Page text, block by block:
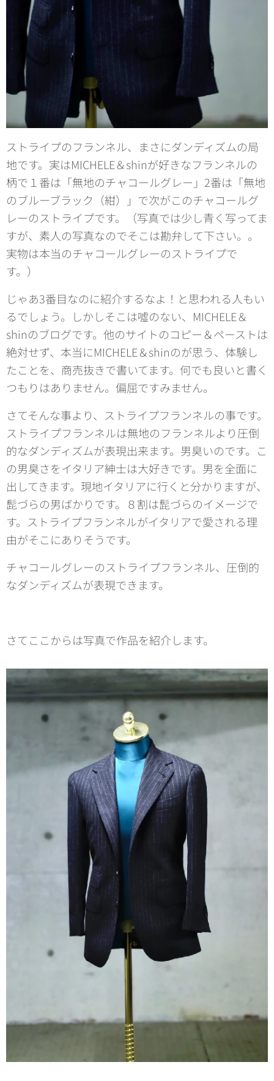
ストライプのフランネル、まさにダンディズムの局
地です。実はMICHELE＆shinが好きなフランネルの
柄で１番は「無地のチャコールグレー」2番は「無地
のブルーブラック（紺）」で次がこのチャコールグ
レーのストライプです。（写真では少し青く写ってま
すが、素人の写真なのでそこは勘弁して下さい。。
実物は本当のチャコールグレーのストライプで
す。）
じゃあ3番目なのに紹介するなよ！と思われる人もい
るでしょう。しかしそこは噓のない、MICHELE＆
shinのブログです。他のサイトのコピー＆ペーストは
絶対せず、本当にMICHELE＆shinのが思う、体験し
たことを、商売抜きで書いてます。何でも良いと書く
つもりはありません。偏屈ですみません。
さてそんな事より、ストライプフランネルの事です。
ストライプフランネルは無地のフランネルより圧倒
的なダンディズムが表現出来ます。男臭いのです。こ
の男臭さをイタリア紳士は大好きです。男を全面に
出してきます。現地イタリアに行くと分かりますが、
髭づらの男ばかりです。８割は髭づらのイメージで
す。ストライプフランネルがイタリアで愛される理
由がそこにありそうです。
チャコールグレーのストライプフランネル、圧倒的
なダンディズムが表現できます。
さてここからは写真で作品を紹介します。